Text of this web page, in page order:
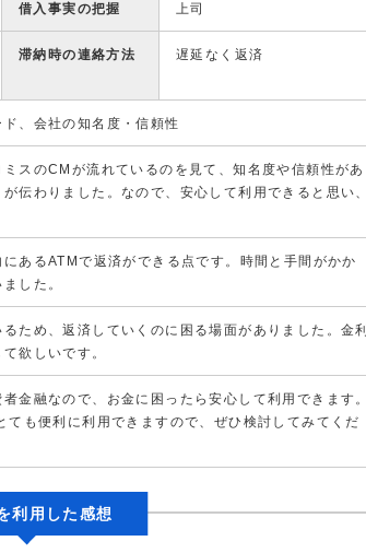
借入事実の把握 上司
滞納時の連絡方法 遅延なく返済
、会社の知名度・信頼性
スのCMが流れているのを見て、知名度や信頼性があ
伝わりました。なので、安心して利用できると思い、
あるATMで返済ができる点です。時間と手間がかか
した。
ため、返済していくのに困る場面がありました。金利
欲しいです。
金融なので、お金に困ったら安心して利用できます。
ても便利に利用できますので、ぜひ検討してみてくだ
利用した感想